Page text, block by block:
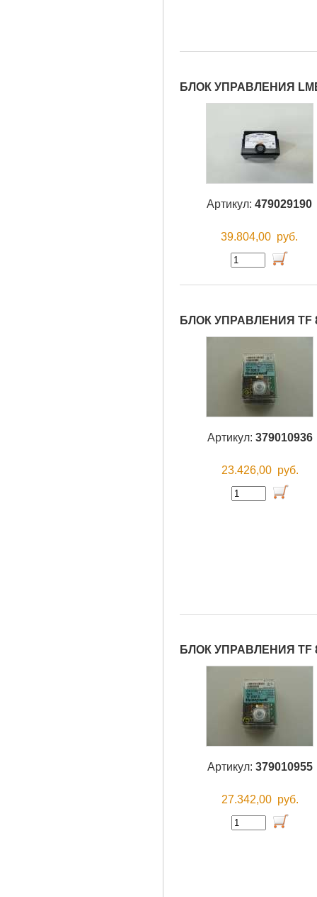
БЛОК УПРАВЛЕНИЯ
Артикул: 479029190
39.804,00 руб.
БЛОК УПРАВЛЕНИЯ TF
Артикул: 379010936
23.426,00 руб.
БЛОК УПРАВЛЕНИЯ TF
Артикул: 379010955
27.342,00 руб.